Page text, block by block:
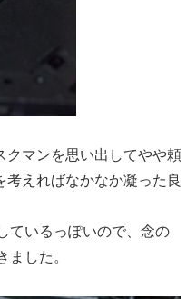
クマンを思い出してやや頼
考えればなかなか凝った良
ているっぽいので、念の
ました。